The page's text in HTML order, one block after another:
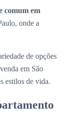
comum em
onde a
de opções
em São
estilos de vida.